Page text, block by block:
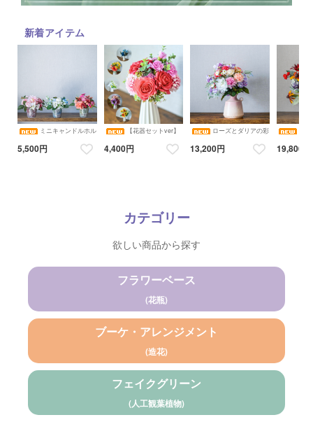
新着アイテム
ミニキャンドルホル
ション（ピンク・ブルーホ
ワイト・オレンジ／ダリ
5,500円
【花器セットver】
る６色 アレンジメント 造
花 アーティフィシャルフラ
4,400円
ローズとダリアの彩
ジメント 造花 アーティフ
ィシャルフラワー
13,200円 アレンジメ
ティフィシ
19,800円
カテゴリー
欲しい商品から探す
フラワーベース
(花瓶)
ブーケ・アレンジメント
(造花)
フェイクグリーン
(人工観葉植物)